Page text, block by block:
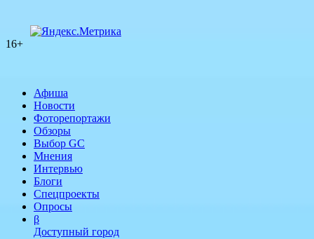
16+
Афиша
Новости
Фоторепортажи
Обзоры
Выбор GC
Мнения
Интервью
Блоги
Спецпроекты
Опросы
β
Доступный город